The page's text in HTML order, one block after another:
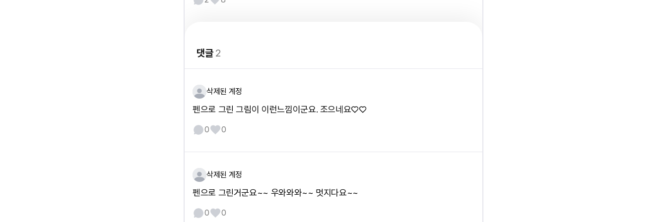
댓글2
삭제된 계정
펜으로 그린 그림이 이런느낌이군요. 조으네요♡♡
0 0
삭제된 계정
펜으로 그린거군요~~ 우와와와~~ 멋지다요~~
0 0